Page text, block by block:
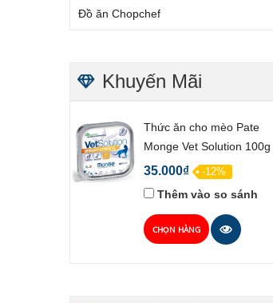
Đồ ăn Chopchef
Khuyến Mãi
Thức ăn cho mèo Pate
Monge Vet Solution 100g
35.000₫ -12%
Thêm vào so sánh
CHỌN HÀNG